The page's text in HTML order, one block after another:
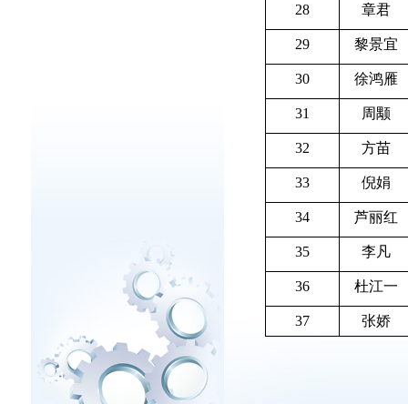
28 章君
29 黎景宜
30 徐鸿雁
31 周颙
32 方苗
33 倪娟
34 芦丽红
35 李凡
36 杜江一
37 张娇